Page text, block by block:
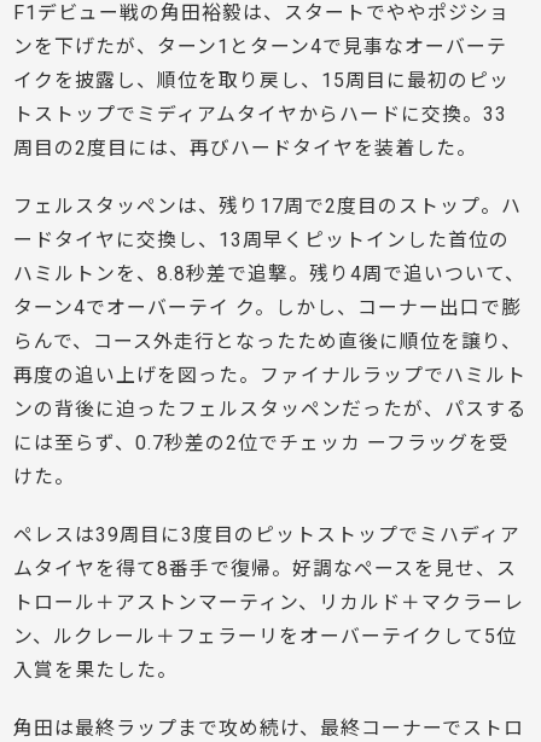
F1デビュー戦の角田裕毅は、スタートでややポジショ
ンを下げたが、ターン1とターン4で見事なオーバーテ
イクを披露し、順位を取り戻し、15周目に最初のピッ
トストップでミディアムタイヤからハードに交換。33
周目の2度目には、再びハードタイヤを装着した。
フェルスタッペンは、残り17周で2度目のストップ。ハ
ードタイヤに交換し、13周早くピットインした首位の
ハミルトンを、8.8秒差で追撃。残り4周で追いついて、
ターン4でオーバーテイ ク。しかし、コーナー出口で膨
らんで、コース外走行となったため直後に順位を譲り、
再度の追い上げを図った。ファイナルラップでハミルト
ンの背後に迫ったフェルスタッペンだったが、パスする
には至らず、0.7秒差の2位でチェッカ ーフラッグを受
けた。
ペレスは39周目に3度目のピットストップでミハディア
ムタイヤを得て8番手で復帰。好調なペースを見せ、ス
トロール＋アストンマーティン、リカルド＋マクラーレ
ン、ルクレール＋フェラーリをオーバーテイクして5位
入賞を果たした。
角田は最終ラップまで攻め続け、最終コーナーでストロ